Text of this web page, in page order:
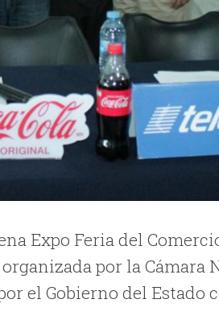
Expo Feria del
por la Cámara
el Gobierno del Estado